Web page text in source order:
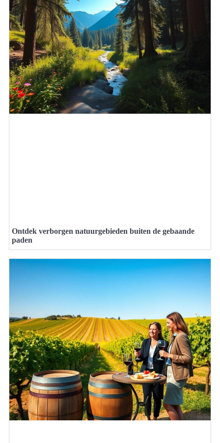
Ontdek verborgen natuurgebieden buiten de gebaande
paden